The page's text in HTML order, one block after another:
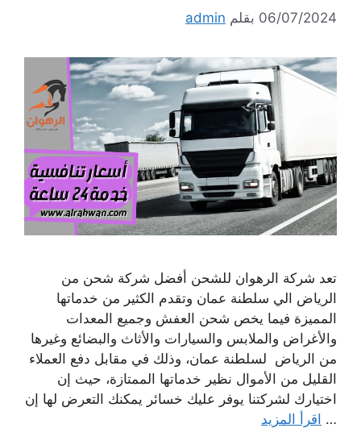
06/07/2024 بقلم admin
تعد شركة الرهوان للشحن أفضل شركة شحن من
الرياض الي سلطنة عمان وتقدم الكثير من خدماتها
المميزة فيما يخص شحن العفش وجميع المعدات
والأغراض والملابس والسيارات والأثاث والبضائع وغيرها
من الرياض لسلطنة عمان، وذلك في مقابل دفع العملاء
القليل من الأموال نظير خدماتها الممتازة، حيث إن
اختيارك لشركتنا يوفر عليك خسائر يمكنك التعرض لها إن
… اقرأ المزيد